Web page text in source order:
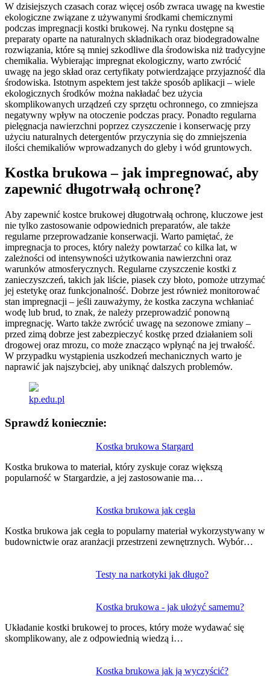
W dzisiejszych czasach coraz więcej osób zwraca uwagę na kwestie
ekologiczne związane z używanymi środkami chemicznymi
podczas impregnacji kostki brukowej. Na rynku dostępne są
preparaty oparte na naturalnych składnikach oraz biodegradowalne
rozwiązania, które są mniej szkodliwe dla środowiska niż tradycyjne
chemikalia. Wybierając impregnat ekologiczny, warto zwrócić
uwagę na jego skład oraz certyfikaty potwierdzające przyjazność dla
środowiska. Istotnym aspektem jest także sposób aplikacji – wiele
ekologicznych środków można nakładać bez użycia
skomplikowanych urządzeń czy sprzętu ochronnego, co zmniejsza
negatywny wpływ na otoczenie podczas pracy. Ponadto regularna
pielęgnacja nawierzchni poprzez czyszczenie i konserwację przy
użyciu naturalnych detergentów przyczynia się do zmniejszenia
ilości chemikaliów wprowadzanych do gleby i wód gruntowych.
Kostka brukowa – jak impregnować, aby
zapewnić długotrwałą ochronę?
Aby zapewnić kostce brukowej długotrwałą ochronę, kluczowe jest
nie tylko zastosowanie odpowiednich preparatów, ale także
regularne przeprowadzanie konserwacji. Warto pamiętać, że
impregnacja to proces, który należy powtarzać co kilka lat, w
zależności od intensywności użytkowania nawierzchni oraz
warunków atmosferycznych. Regularne czyszczenie kostki z
zanieczyszczeń, takich jak liście, piasek czy błoto, pomoże utrzymać
jej estetykę oraz funkcjonalność. Dobrze jest również monitorować
stan impregnacji – jeśli zauważymy, że kostka zaczyna wchłaniać
wodę lub brud, to znak, że należy przeprowadzić ponowną
impregnację. Warto także zwrócić uwagę na sezonowe zmiany –
przed zimą dobrze jest zabezpieczyć kostkę przed działaniem soli
drogowej oraz mrozu, co może znacząco wpłynąć na jej trwałość.
W przypadku wystąpienia uszkodzeń mechanicznych warto je
naprawić jak najszybciej, aby uniknąć dalszych problemów.
kp.edu.pl
Sprawdź koniecznie:
Kostka brukowa Stargard
Kostka brukowa to materiał, który zyskuje coraz większą
popularność w Stargardzie, a jej zastosowanie ma…
Kostka brukowa jak cegła
Kostka brukowa jak cegła to popularny materiał wykorzystywany w
budownictwie oraz aranżacji przestrzeni zewnętrznych. Wybór…
Testy na narkotyki jak długo?
Kostka brukowa - jak ułożyć samemu?
Układanie kostki brukowej to proces, który może wydawać się
skomplikowany, ale z odpowiednią wiedzą i…
Kostka brukowa jak ją wyczyścić?
wpisu